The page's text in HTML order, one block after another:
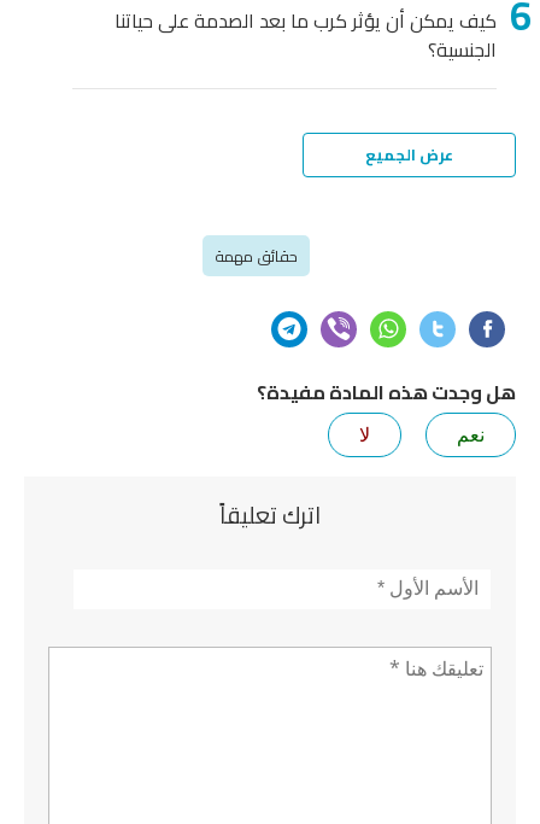
كيف يمكن أن يؤثر كرب ما بعد الصدمة على حياتنا
الجنسية؟
عرض الجميع
حقائق مهمة
هل وجدت هذه المادة مفيدة؟
نعم لا
اترك تعليقاً
الأسم*
تعليق *